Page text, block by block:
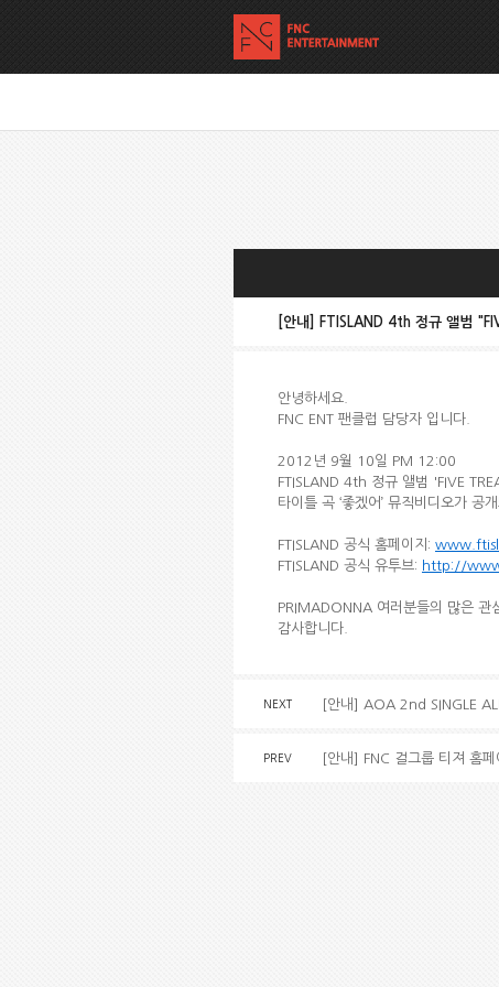
[안내] FTISLAND 4th 정규 앨범
안녕하세요.
FNC ENT 팬클럽 담당자 입니다.
2012년 9월 10일 PM 12:00
FTISLAND 4th 정규 앨범 'FIVE
타이틀 곡 ‘좋겠어’ 뮤직비디오가 공
FTISLAND 공식 홈페이지:
FTISLAND 공식 유투브: http://
PRIMADONNA 여러분들의 많은 관
감사합니다.
NEXT [안내] AOA 2nd SINGLE
PREV [안내] FNC 걸그룹 티져 홈페